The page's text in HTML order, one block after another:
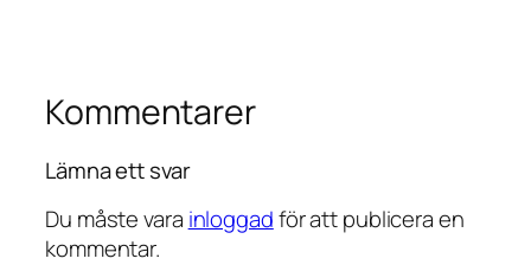
Kommentarer
Lämna ett svar
Du måste vara inloggadför att publicera en
kommentar.